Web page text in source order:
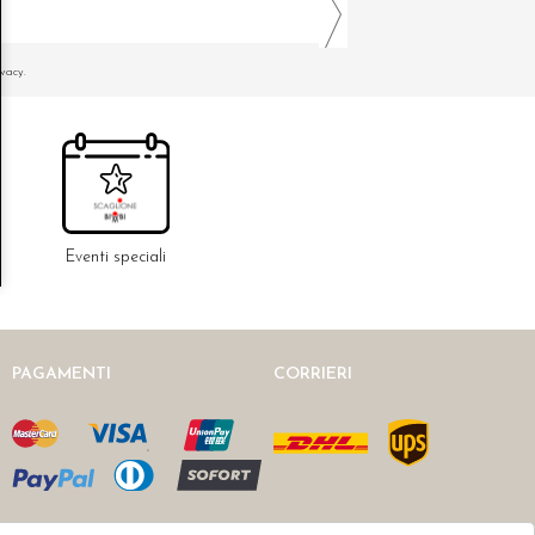
Eventi speciali
PAGAMENTI CORRIERI